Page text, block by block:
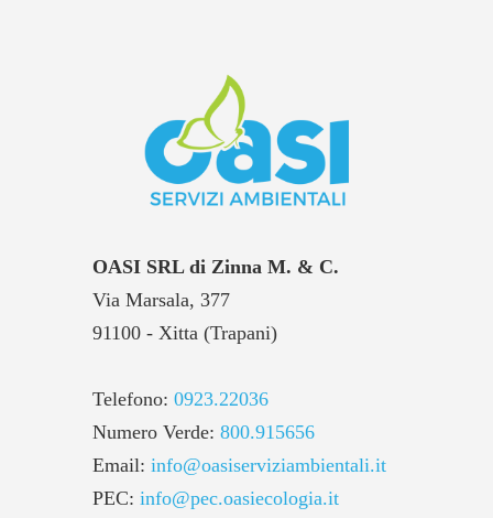
OASI SRL di Zinna M. & C.
Via Marsala, 377
91100 - Xitta (Trapani)
Telefono: 0923.22036
Numero Verde: 800.915656
Email: info@oasiserviziambientali.it
PEC: info@pec.oasiecologia.it